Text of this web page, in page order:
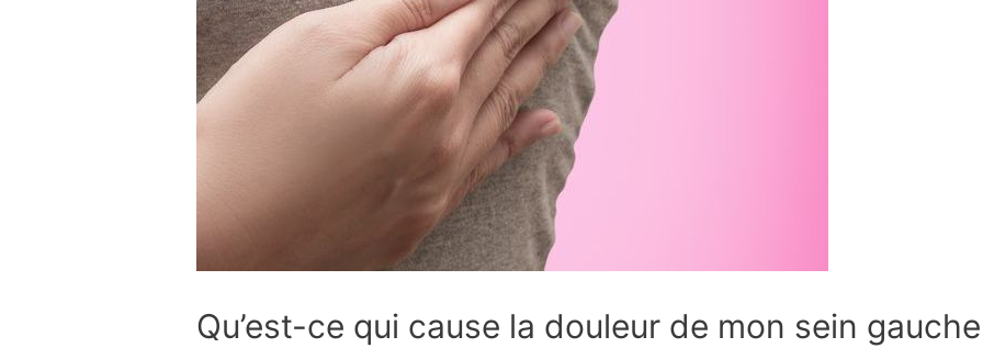
Qu’est-ce qui cause la douleur de mon sein